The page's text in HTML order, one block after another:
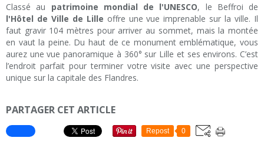
Classé au patrimoine mondial de l'UNESCO, le Beffroi de
l'Hôtel de Ville de Lille offre une vue imprenable sur la ville. Il
faut gravir 104 mètres pour arriver au sommet, mais la montée
en vaut la peine. Du haut de ce monument emblématique, vous
aurez une vue panoramique à 360° sur Lille et ses environs. C’est
l’endroit parfait pour terminer votre visite avec une perspective
unique sur la capitale des Flandres.
PARTAGER CET ARTICLE
Repost 0